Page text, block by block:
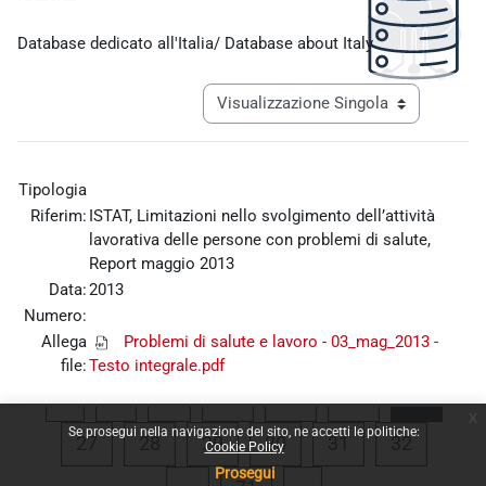
Se prosegui nella navigazione del sito, ne accetti le politiche:
Cookie Policy
Prosegui
Database dedicato all'Italia/ Database about Italy
Navigazione terziaria modalità
Tipologia
Riferim: ISTAT, Limitazioni nello svolgimento dell’attività
lavorativa delle persone con problemi di salute,
Report maggio 2013
Data:2013
Numero:
Allega
file:
Problemi di salute e lavoro - 03_mag_2013 -
Testo integrale.pdf
« 1 … 23 24 25 26
27Pagina 27
28Pagina 28
29Pagina 29
30Pagina 30
31Pagina 31
32Pagina